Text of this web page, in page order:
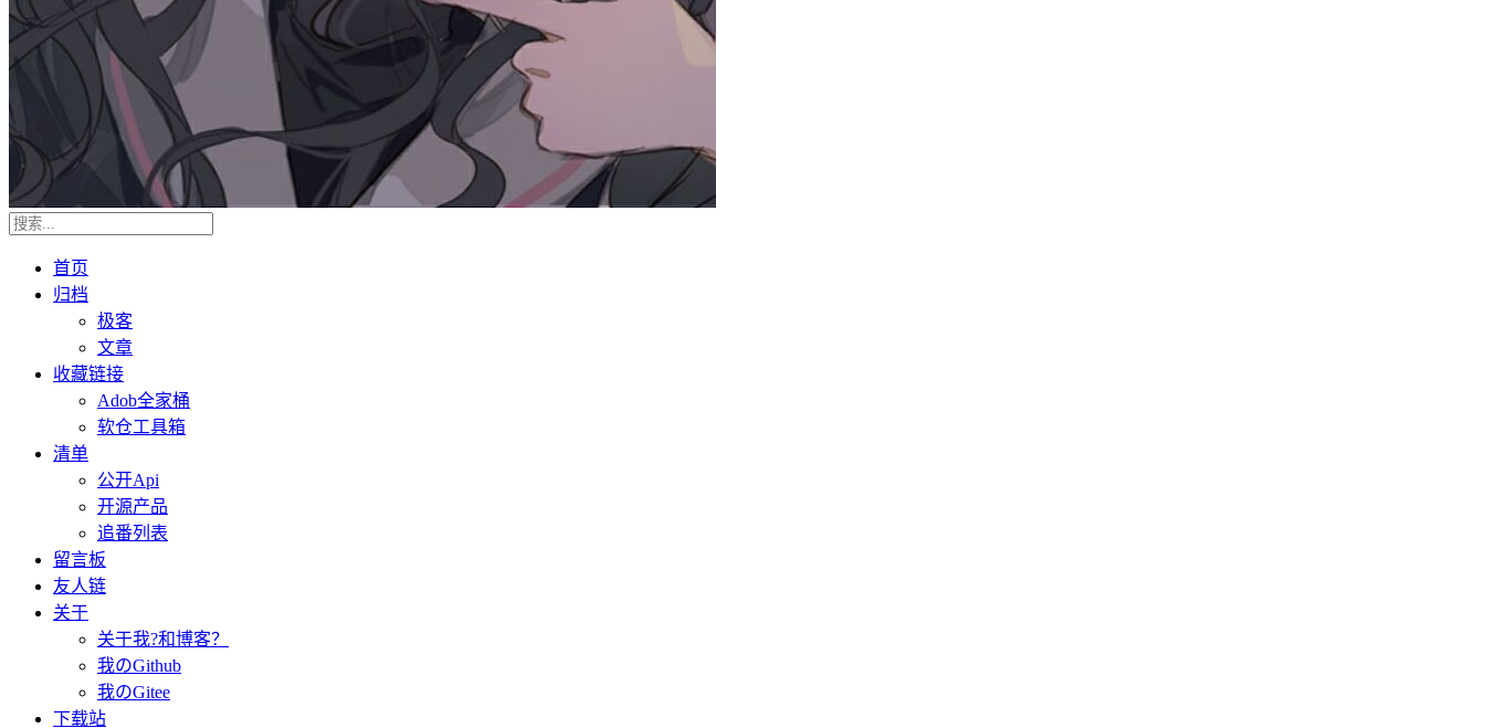
首页
归档
极客
文章
收藏链接
Adob全家桶
软仓工具箱
清单
公开Api
开源产品
追番列表
留言板
友人链
关于
关于我?和博客？
我のGithub
我のGitee
下载站